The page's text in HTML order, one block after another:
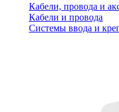
Кабели, провода и
Кабели и провода
Системы ввода и